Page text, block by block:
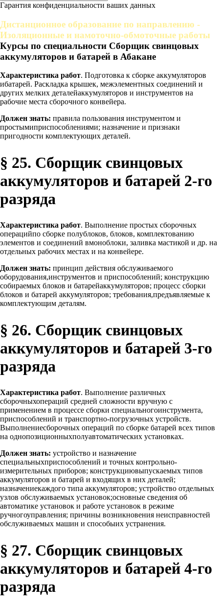
Гарантия конфиденциальности ваших данных
Дистанционное образование по направлению -
Изоляционные и намоточно-обмоточные работы
Курсы по специальности Сборщик свинцовых
аккумуляторов и батарей в Абакане
Характеристика работ. Подготовка к сборке аккумуляторов
ибатарей. Раскладка крышек, межэлементных соединений и
других мелких деталейаккумуляторов и инструментов на
рабочие места сборочного конвейера.
Должен знать: правила пользования инструментом и
простымиприспособлениями; назначение и признаки
пригодности комплектующих деталей.
§ 25. Сборщик свинцовых
аккумуляторов и батарей 2-го
разряда
Характеристика работ. Выполнение простых сборочных
операцийпо сборке полублоков, блоков, комплектованию
элементов и соединений вмоноблоки, заливка мастикой и др. на
отдельных рабочих местах и на конвейере.
Должен знать: принцип действия обслуживаемого
оборудования,инструментов и приспособлений; конструкцию
собираемых блоков и батарейаккумуляторов; процесс сборки
блоков и батарей аккумуляторов; требования,предъявляемые к
комплектующим деталям.
§ 26. Сборщик свинцовых
аккумуляторов и батарей 3-го
разряда
Характеристика работ. Выполнение различных
сборочныхопераций средней сложности вручную с
применением в процессе сборки специальногоинструмента,
приспособлений и транспортно-погрузочных устройств.
Выполнениесборочных операций по сборке батарей всех типов
на однопозиционныхполуавтоматических установках.
Должен знать: устройство и назначение
специальныхприспособлений и точных контрольно-
измерительных приборов; конструкциювыпускаемых типов
аккумуляторов и батарей и входящих в них деталей;
назначениекаждого типа аккумуляторов; устройство отдельных
узлов обслуживаемых установок;основные сведения об
автоматике установок и работе установок в режиме
ручногоуправления; причины возникновения неисправностей
обслуживаемых машин и способыих устранения.
§ 27. Сборщик свинцовых
аккумуляторов и батарей 4-го
разряда